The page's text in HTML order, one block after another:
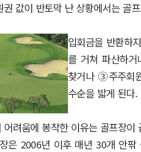
권 값이 반토막 난 상황에서는 골
입회금을 반환하
를 거쳐 파산하
찾거나 ③주주회
수순을 밟게 된다.
어려움에 봉착한 이유는 골프장
은 2006년 이후 매년 30개 안팎